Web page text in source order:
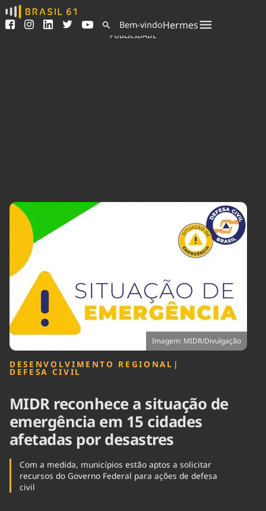
Ver todas as notícias
Podcasts
Indicadores
Agronegócios
Brasil Mineral
Ciência &
Tecnologia
Cinema
Internacional
Meio Ambiente
Podcast
Política
Bem-vindoHermes
PUBLICIDADE
Imagem: MIDR/Divulgação
DESENVOLVIMENTO REGIONAL |
DEFESA CIVIL
MIDR reconhece a situação de
emergência em 15 cidades
afetadas por desastres
Com a medida, municípios estão aptos a solicitar
recursos do Governo Federal para ações de defesa
civil